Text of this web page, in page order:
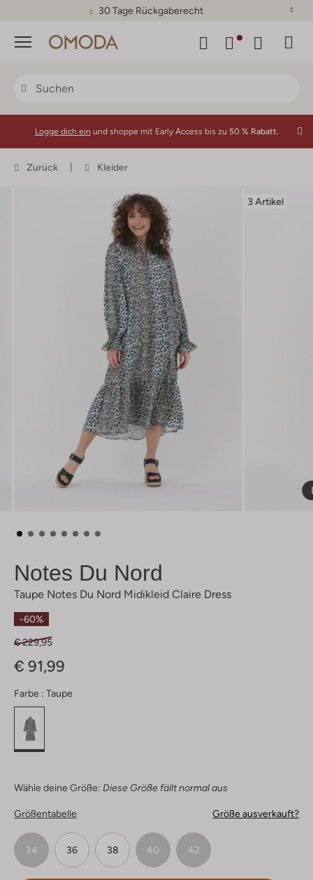
30 Tage Rückgaberecht
Menü
Logge dich ein und shoppe mit Early Access bis zu 50 % Rabatt.
Zurück Kleider
3 Artikel
Notes Du Nord
Taupe Notes Du Nord Midikleid Claire Dress
-60%
€ 229,95
€ 91,99
Farbe : Taupe
Wähle deine Größe: Diese Größe fällt normal aus
Größentabelle Größe ausverkauft?
34 36 38 40 42